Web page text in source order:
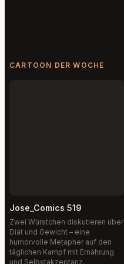
CARTOON DER WOCHE
Jose_Comics 519
Zwei Würstchen diskutieren über
Diät und Gewicht – eine
humorvolle Metapher auf den
täglichen Kampf mit Ernährung
und Selbstakzeptanz.